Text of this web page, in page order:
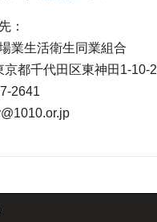
：
業生活衛生同業組合
京都千代田区東神田1-10-2
2641